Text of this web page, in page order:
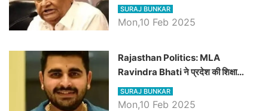
बड़ी खबरें
SURAJ BUNKAR
Mon,10 Feb 2025
Rajasthan Politics: MLA
Ravindra Bhati ने प्रदेश की शिक्षा
व्यवस्था पर उठाए सवाल, Madan
Dilawar पर हमला करते हुए गिनवाये खाली
SURAJ BUNKAR
Mon,10 Feb 2025